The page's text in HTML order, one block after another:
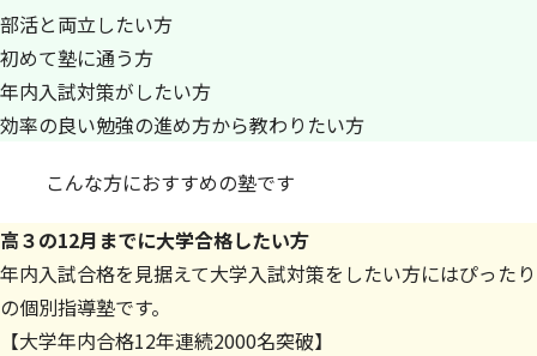
部活と両立したい方
初めて塾に通う方
年内入試対策がしたい方
効率の良い勉強の進め方から教わりたい方
こんな方におすすめの塾です
高３の12月までに大学合格したい方
年内入試合格を見据えて大学入試対策をしたい方にはぴったり
の個別指導塾です。
【大学年内合格12年連続2000名突破】